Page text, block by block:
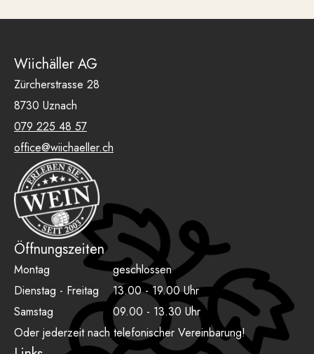
Wiichäller AG
Zürcherstrasse 28
8730 Uznach
079 225 48 57
office@wiichaeller.ch
Öffnungszeiten
Montag
geschlossen
Dienstag - Freitag
13.00 - 19.00 Uhr
Samstag
09.00 - 13.30 Uhr
Oder jederzeit nach telefonischer Vereinbarung!